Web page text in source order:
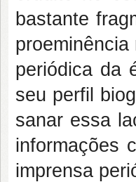
bastante
periódica da
seu perfil
sanar essa
informações
imprensa